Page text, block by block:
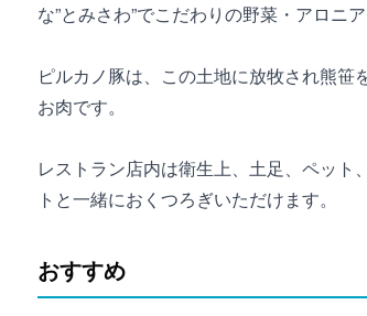
な”とみさわ”でこだわりの野菜・アロニ
ピルカノ豚は、この土地に放牧され熊
お肉です。
レストラン店内は衛生上、土足、ペット
トと一緒におくつろぎいただけます。
おすすめ